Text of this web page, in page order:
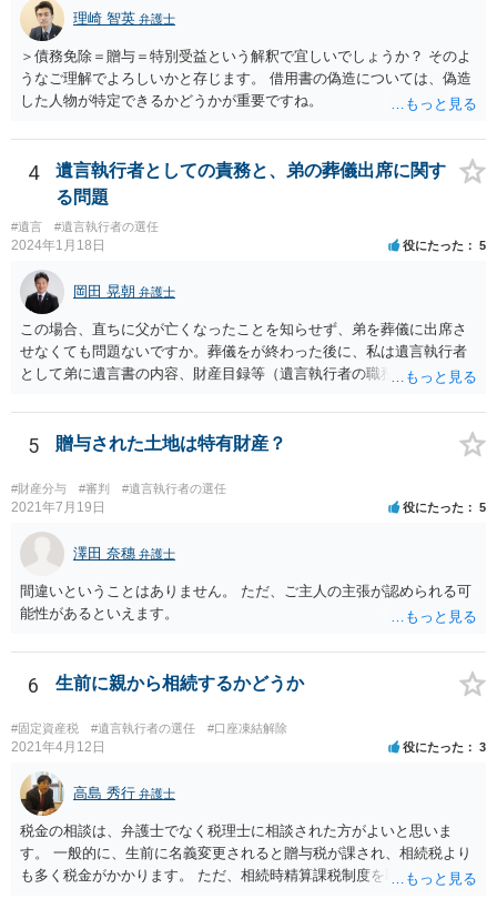
理崎 智英 弁護士
＞債務免除＝贈与＝特別受益という解釈で宜しいでしょうか？ そのよ
うなご理解でよろしいかと存じます。 借用書の偽造については、偽造
した人物が特定できるかどうかが重要ですね。
4
遺言執行者としての責務と、弟の葬儀出席に関す
る問題
#遺言 #遺言執行者の選任
2024年1月18日 役にたった 5
岡田 晃朝 弁護士
この場合、直ちに父が亡くなったことを知らせず、弟を葬儀に出席さ
せなくても問題ないですか。葬儀をが終わった後に、私は遺言執行者
として弟に遺言書の内容、財産目録等（遺言執行者の職務）を知らせ
るかは喪主の自由です。 呼ばなくてもかまいません。 そもそも、そう
いう法律関係にありません。 遺言の内容と遺産の総額の通知、公正証
で、対応しましょう。 そのあとは遺留分の請求などがあればそれへの
対応となるでしょう。
5 贈与された土地は特有財産？
#財産分与 #審判 #遺言執行者の選任
2021年7月19日 役にたった 5
澤田 奈穗 弁護士
間違いということはありません。 ただ、ご主人の主張が認められる可
能性があるといえます。
6 生前に親から相続するかどうか
#固定資産税 #遺言執行者の選任 #口座凍結解除
2021年4月12日 役にたった 3
高島 秀行 弁護士
税金の相談は、弁護士でなく税理士に相談された方がよいと思いま
す。 一般的に、生前に名義変更されると贈与税が課され、相続税より
も多く税金がかかります。 ただ、相続時精算課税制度を取れば、実質